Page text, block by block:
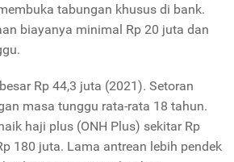
tabungan khusus di bank.
biayanya minimal Rp 20 juta dan
Rp 44,3 juta (2021). Setoran
masa tunggu rata-rata 18 tahun.
haji plus (ONH Plus) sekitar Rp
180 juta. Lama antrean lebih pendek